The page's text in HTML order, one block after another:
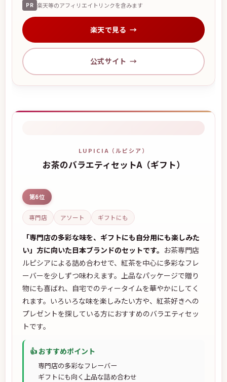
PR 楽天等のアフィリエイトリンクを含みます
楽天で見る
公式サイト
LUPICIA（ルピシア）
お茶のバラエティセットA（ギフト）
第6位
専門店 アソート ギフトにも
「専門店の多彩な味を、ギフトにも自分用にも楽しみた
い」方に向いた日本ブランドのセットです。 お茶専門店
ルピシアによる詰め合わせで、紅茶を中心に多彩なフレ
ーバーを少しずつ味わえます。上品なパッケージで贈り
物にも喜ばれ、自宅でのティータイムを華やかにしてく
れます。いろいろな味を楽しみたい方や、紅茶好きへの
プレゼントを探している方におすすめのバラエティセッ
トです。
👍 おすすめポイント
専門店の多彩なフレーバー
ギフトにも向く上品な詰め合わせ